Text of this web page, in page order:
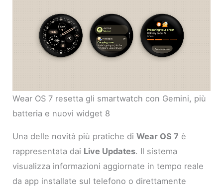
Wear OS 7 resetta gli smartwatch con Gemini, più
batteria e nuovi widget 8
Una delle novità più pratiche diWear OS 7 è
rappresentata dai Live Updates. Il sistema
visualizza informazioni aggiornate in tempo reale
da app installate sul telefono o direttamente